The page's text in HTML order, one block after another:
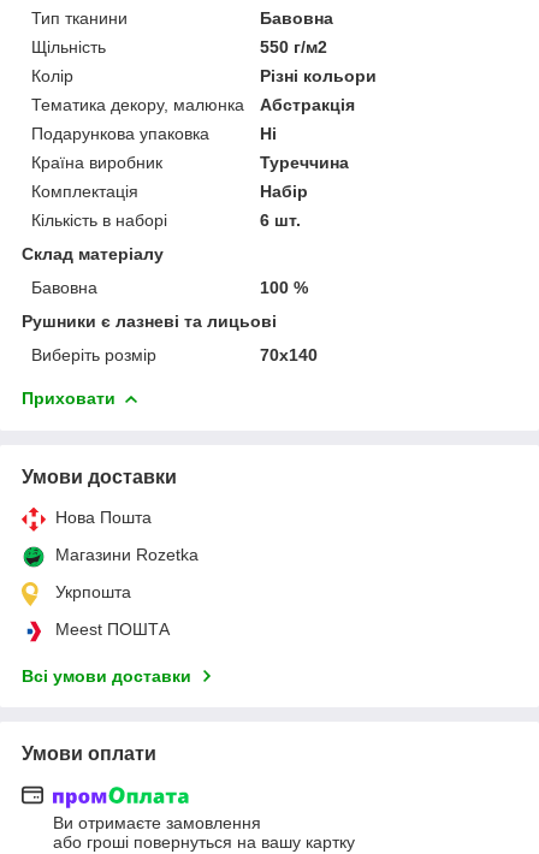
Тип тканини
Бавовна
Щільність
550 г/м2
Колір
Різні кольори
Тематика декору, малюнка
Абстракція
Подарункова упаковка
Ні
Країна виробник
Туреччина
Комплектація
Набір
Кількість в наборі
6 шт.
Склад матеріалу
Бавовна
100 %
Рушники є лазневі та лицьові
Виберіть розмір
70x140
Приховати
Умови доставки
Нова Пошта
Магазини Rozetka
Укрпошта
Meest ПОШТА
Всі умови доставки
Умови оплати
Ви отримаєте замовлення
або гроші повернуться на вашу картку